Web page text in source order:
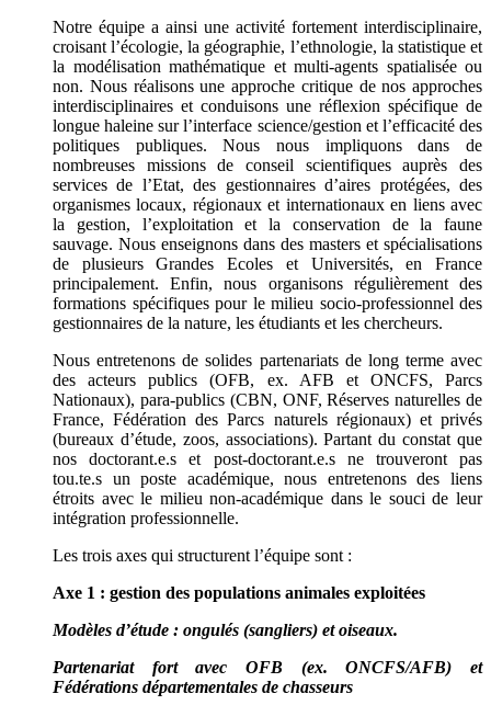
Notre équipe a ainsi une activité fortement interdisciplinaire,
croisant l’écologie, la géographie, l’ethnologie, la statistique et
la modélisation mathématique et multi-agents spatialisée ou
non. Nous réalisons une approche critique de nos approches
interdisciplinaires et conduisons une réflexion spécifique de
longue haleine sur l’interface science/gestion et l’efficacité des
politiques publiques. Nous nous impliquons dans de
nombreuses missions de conseil scientifiques auprès des
services de l’Etat, des gestionnaires d’aires protégées, des
organismes locaux, régionaux et internationaux en liens avec
la gestion, l’exploitation et la conservation de la faune
sauvage. Nous enseignons dans des masters et spécialisations
de plusieurs Grandes Ecoles et Universités, en France
principalement. Enfin, nous organisons régulièrement des
formations spécifiques pour le milieu socio-professionnel des
gestionnaires de la nature, les étudiants et les chercheurs.
Nous entretenons de solides partenariats de long terme avec
des acteurs publics (OFB, ex. AFB et ONCFS, Parcs
Nationaux), para-publics (CBN, ONF, Réserves naturelles de
France, Fédération des Parcs naturels régionaux) et privés
(bureaux d’étude, zoos, associations). Partant du constat que
nos doctorant.e.s et post-doctorant.e.s ne trouveront pas
tou.te.s un poste académique, nous entretenons des liens
étroits avec le milieu non-académique dans le souci de leur
intégration professionnelle.
Les trois axes qui structurent l’équipe sont :
Axe 1 : gestion des populations animales exploitées
Modèles d’étude : ongulés (sangliers) et oiseaux.
Partenariat fort avec OFB (ex. ONCFS/AFB) et
Fédérations départementales de chasseurs